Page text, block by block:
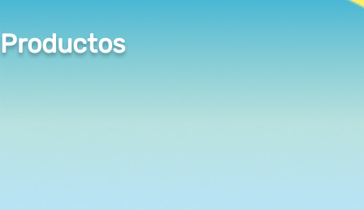
Productos